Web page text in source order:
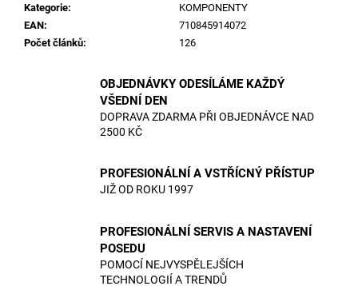
Kategorie:
KOMPONENTY
EAN:
710845914072
Počet článků: 126
OBJEDNÁVKY ODESÍLÁME KAŽDÝ
VŠEDNÍ DEN
DOPRAVA ZDARMA PŘI OBJEDNÁVCE NAD
2500 KČ
PROFESIONÁLNÍ A VSTŘÍCNÝ PŘÍSTUP
JIŽ OD ROKU 1997
PROFESIONÁLNÍ SERVIS A NASTAVENÍ
POSEDU
POMOCÍ NEJVYSPĚLEJŠÍCH
TECHNOLOGIÍ A TRENDŮ